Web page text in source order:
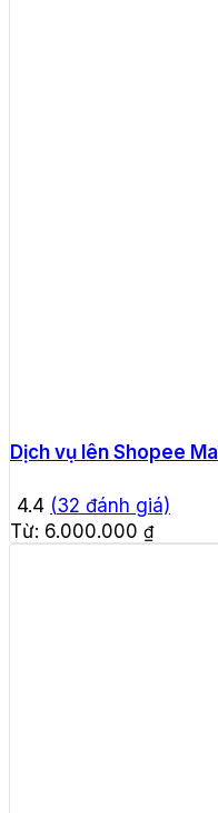
Dịch vụ lên Shopee Mall
4.4 (32 đánh giá)
Từ: 6.000.000 ₫